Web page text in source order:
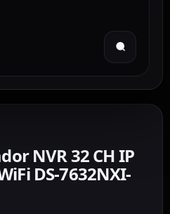
NVR 32 CH IP
DS-7632NXI-